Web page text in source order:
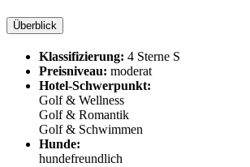
Überblick
Klassifizierung: 4 Sterne S
Preisniveau: moderat
Hotel-Schwerpunkt:
Golf & Wellness
Golf & Romantik
Golf & Schwimmen
Hunde:
hundefreundlich